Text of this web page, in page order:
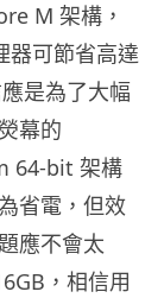
M 架構，
可節省高達
是為了大幅
幕的
64-bit 架構
省電，但效
應不會太
，相信用